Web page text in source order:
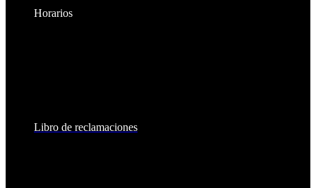
Horarios
Libro de reclamaciones